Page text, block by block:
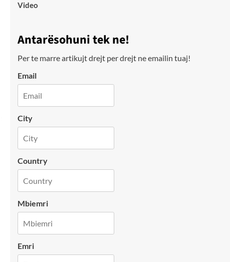
Video
Antarësohuni tek ne!
Per te marre artikujt drejt per drejt ne emailin tuaj!
Email
City
Country
Mbiemri
Emri